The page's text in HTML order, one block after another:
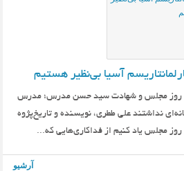
آسیا بی‌نظیر هستیم
روز مجلس و شهادت سید حسن مدرس؛ مدرس
نداشتند علی ططری، نویسنده و تاریخ‌پژوه
مجلس یاد کنیم از فداکاری‌هایی که...
آرشیو